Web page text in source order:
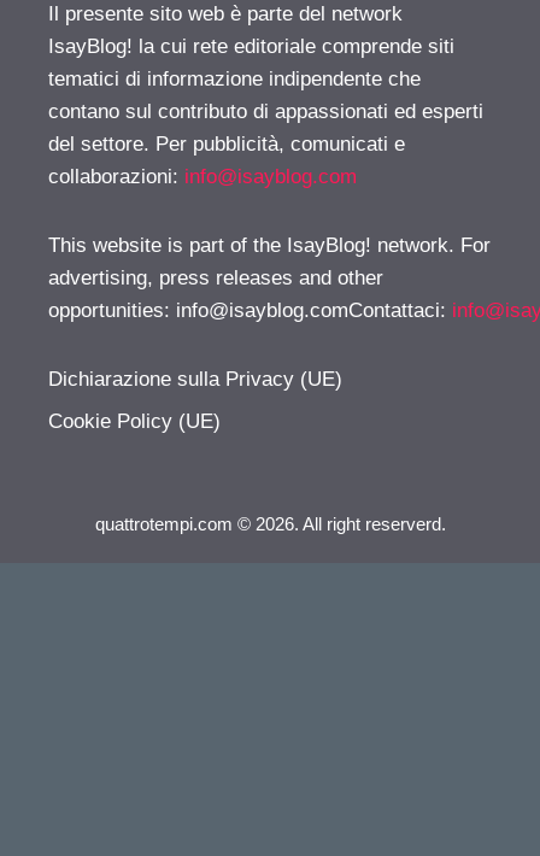
Il presente sito web è parte del network
IsayBlog! la cui rete editoriale comprende siti
tematici di informazione indipendente che
contano sul contributo di appassionati ed esperti
del settore. Per pubblicità, comunicati e
collaborazioni: info@isayblog.com
This website is part of the IsayBlog! network. For
advertising, press releases and other
opportunities: info@isayblog.comContattaci:
Dichiarazione sulla Privacy (UE)
Cookie Policy (UE)
quattrotempi.com © 2026. All right reserverd.